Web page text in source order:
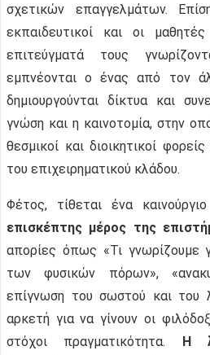
σχετικών επαγγελμάτων.
εκπαιδευτικοί και οι
επιτεύγματά τους
εμπνέονται ο ένας από τον
δημιουργούνται δίκτυα και
γνώση και η καινοτομία, στην
θεσμικοί και διοικητικοί
του επιχειρηματικού κλάδου.
Φέτος, τίθεται ένα
επισκέπτης μέρος της
απορίες όπως «Τι γνωρίζουμε
των φυσικών πόρων»,
επίγνωση του σωστού και του
αρκετή για να γίνουν οι
στόχοι πραγματικότητα. Η